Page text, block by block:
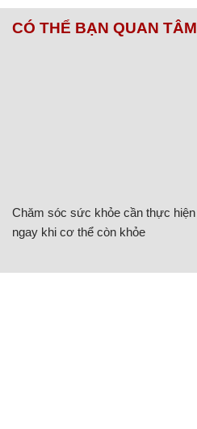
CÓ THỂ BẠN QUAN TÂM
Chăm sóc sức khỏe cần thực hiện
ngay khi cơ thể còn khỏe